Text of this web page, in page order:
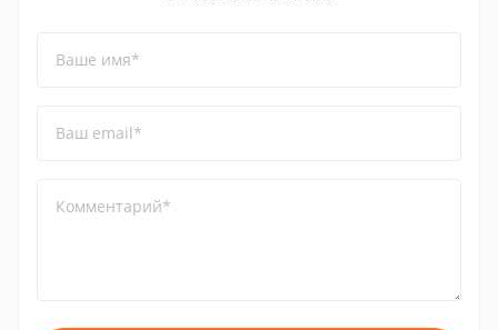
Ваше имя*
Ваш email*
Комментарий*